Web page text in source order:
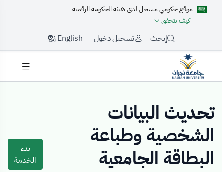
موقع حكومي مسجل لدى هيئة الحكومة الرقمية
كيف تتحقق
إبحث تسجيل دخول English
Template
تحديث البيانات
الشخصية وطباعة
البطاقة الجامعية
بدء
الخدمة